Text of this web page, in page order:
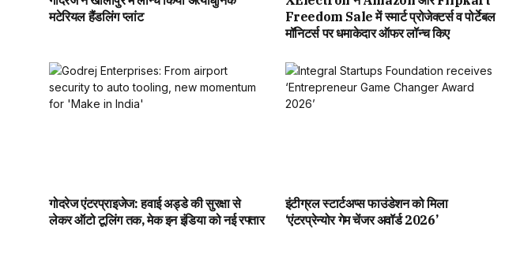
मटेरियल हैंडलिंग प्लांट
Freedom Sale में स्मार्ट प्रोजेक्टर्स व पोर्टेबल
मॉनिटर्स पर धमाकेदार ऑफर लॉन्च किए
गोदरेज एंटरप्राइजेज: हवाई अड्डे की सुरक्षा से
लेकर ऑटो टूलिंग तक, मेक इन इंडिया को नई रफ्तार
इंटीग्रल स्टार्टअप्स फाउंडेशन को मिला
‘एंटरप्रेन्योर गेम चेंजर अवॉर्ड 2026’